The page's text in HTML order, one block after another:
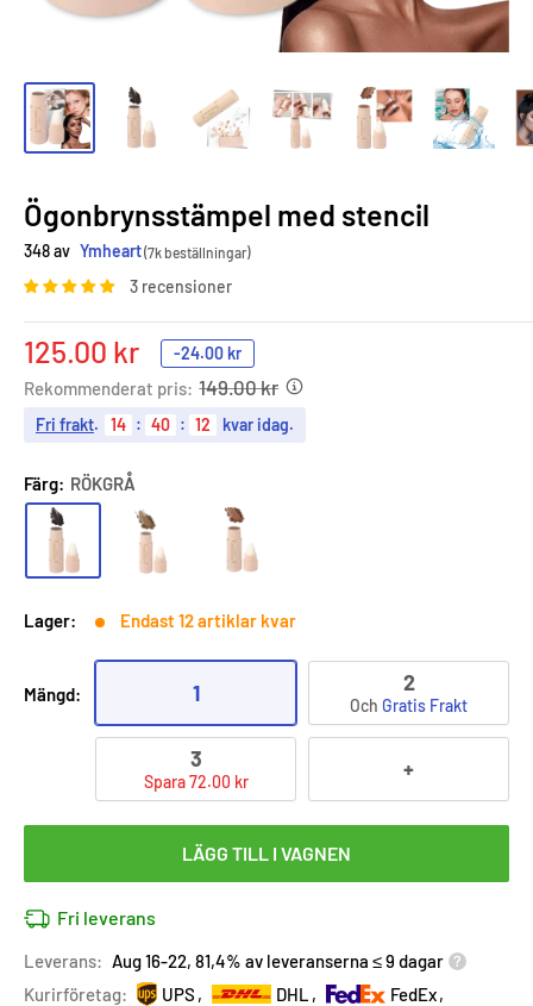
Ögonbrynsstämpel med stencil
348 av Ymheart(7k beställningar)
3 recensioner
Sale
price
125.00 kr -24.00 kr
Rekommenderat pris: 149.00 kr
Fri frakt. 14 : 40 : 11 kvar idag.
Färg: RÖKGRÅ
Lager: Endast 12 artiklar kvar
Mängd: 1 2
Och Gratis Frakt
3
Spara 72.00 kr +
LÄGG TILL I VAGNEN
Fri leverans
Leverans: Aug 16-22, 81,4% av leveranserna ≤ 9 dagar
Kurirföretag:
UPS DHL
FedEx